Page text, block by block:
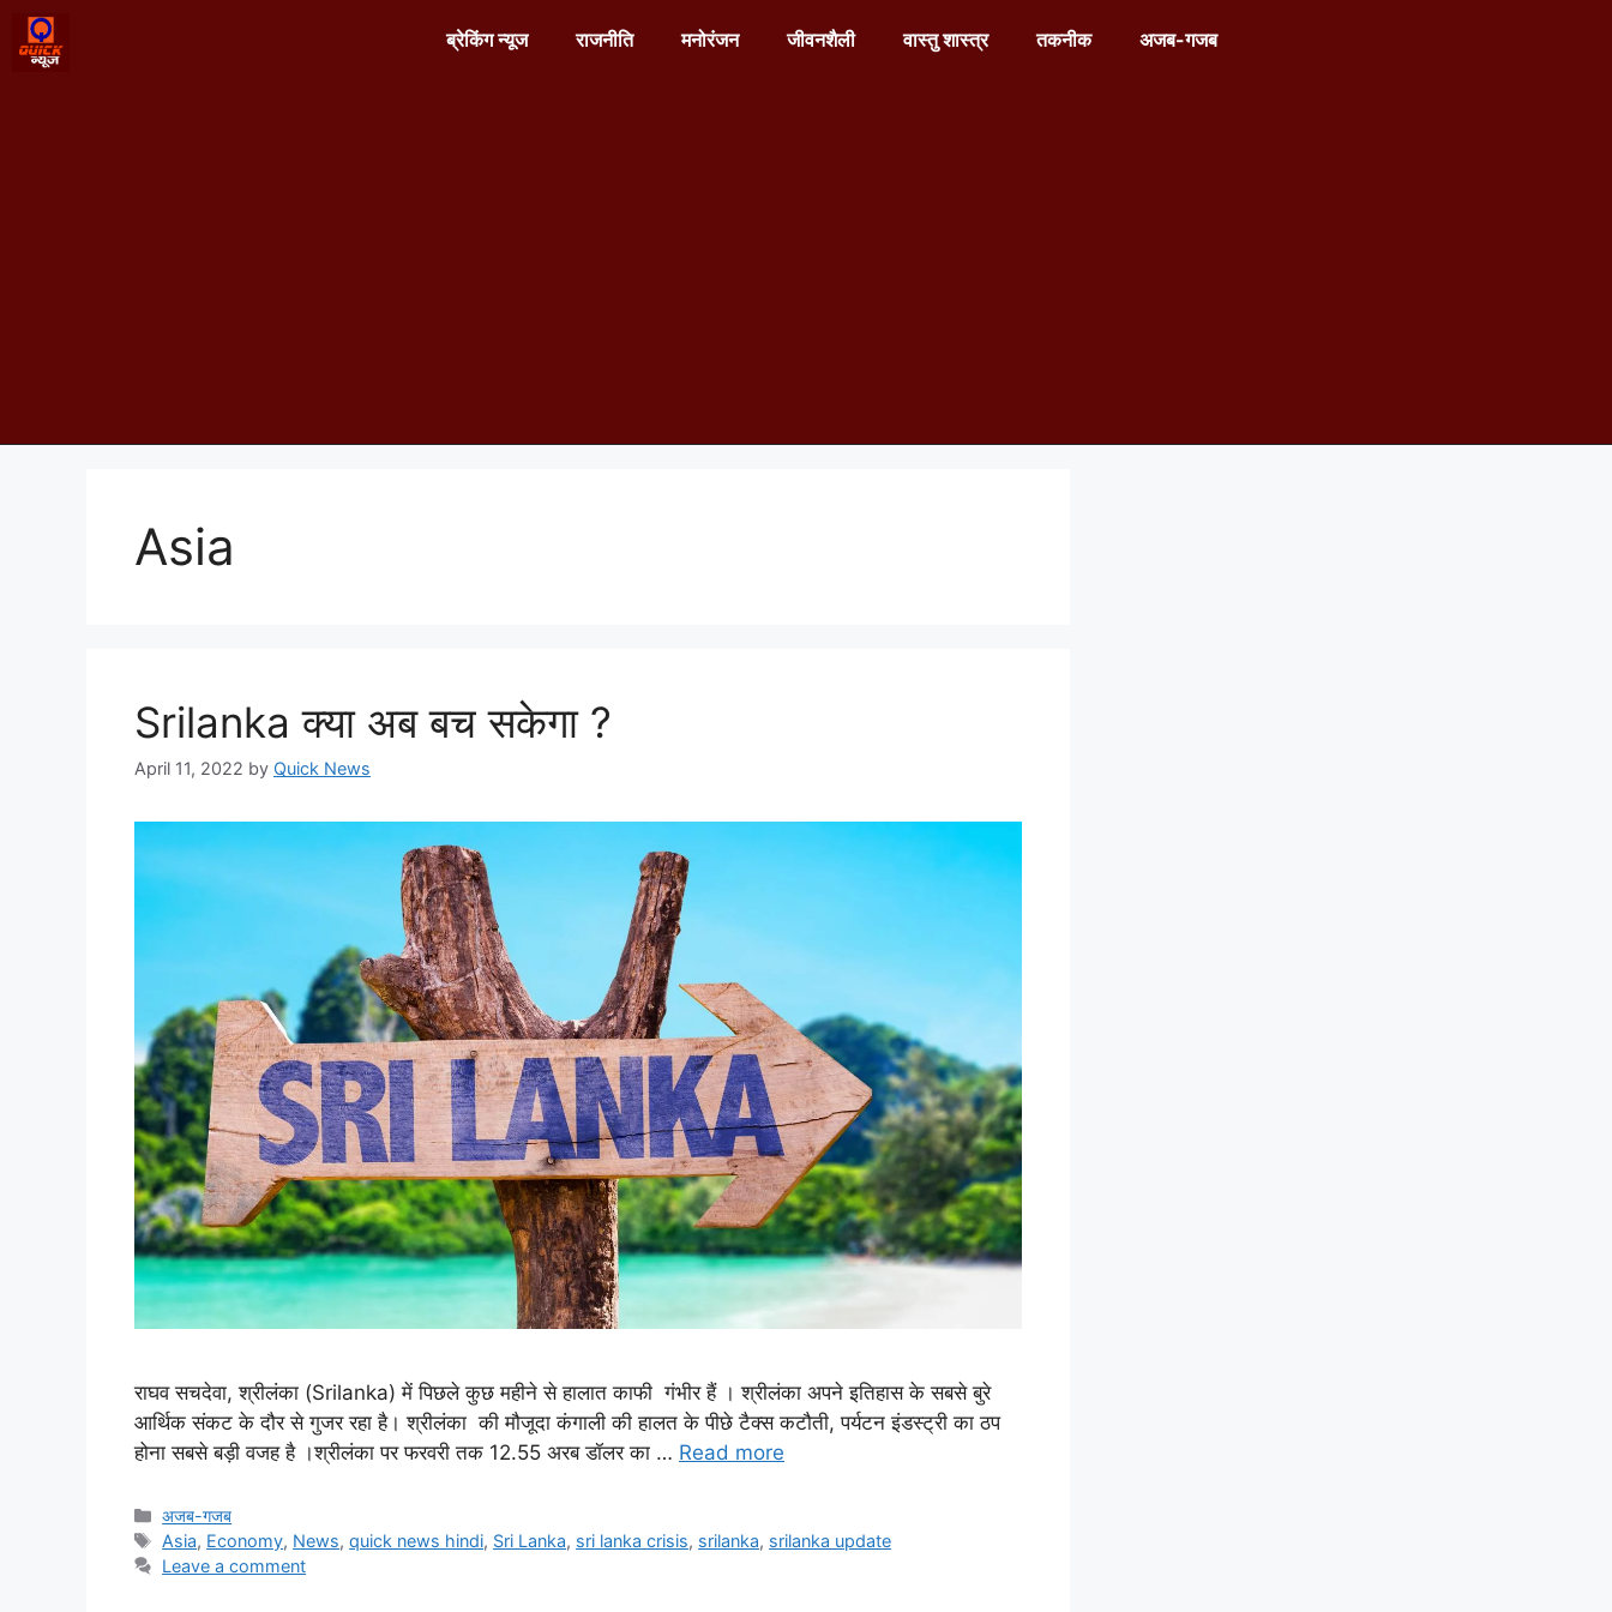
ब्रेकिंग न्यूज राजनीति मनोरंजन जीवनशैली वास्तु शास्त्र तकनीक अजब-गजब
Asia
Srilanka क्या अब बच सकेगा ?
April 11, 2022 by Quick News
राघव सचदेवा, श्रीलंका (Srilanka) में पिछले कुछ महीने से हालात काफी गंभीर हैं । श्रीलंका अपने इतिहास के सबसे बुरे
आर्थिक संकट के दौर से गुजर रहा है। श्रीलंका की मौजूदा कंगाली की हालत के पीछे टैक्‍स कटौती, पर्यटन इंडस्‍ट्री का ठप
होना सबसे बड़ी वजह है ।श्रीलंका पर फरवरी तक 12.55 अरब डॉलर का … Read more
अजब-गजब
Asia, Economy, News,quick news hindi, Sri Lanka, sri lanka crisis, srilanka, srilanka update
Leave a comment